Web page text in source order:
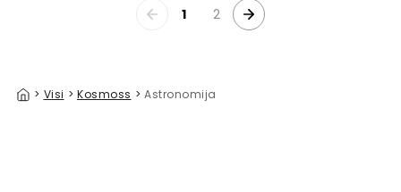
1 2
> Visi > Kosmoss > Astronomija